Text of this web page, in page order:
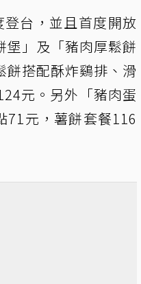
台，並且首度開放
」及「豬肉厚鬆餅
搭配酥炸鷄排、滑
元。另外「豬肉蛋
71元，薯餅套餐116